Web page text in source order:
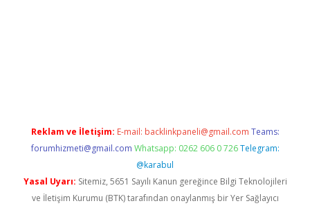
Reklam ve İletişim: E-mail: backlinkpaneli@gmail.com Teams:
forumhizmeti@gmail.com Whatsapp: 0262 606 0 726 Telegram:
@karabul
Yasal Uyarı: Sitemiz, 5651 Sayılı Kanun gereğince Bilgi Teknolojileri
ve İletişim Kurumu (BTK) tarafından onaylanmış bir Yer Sağlayıcı